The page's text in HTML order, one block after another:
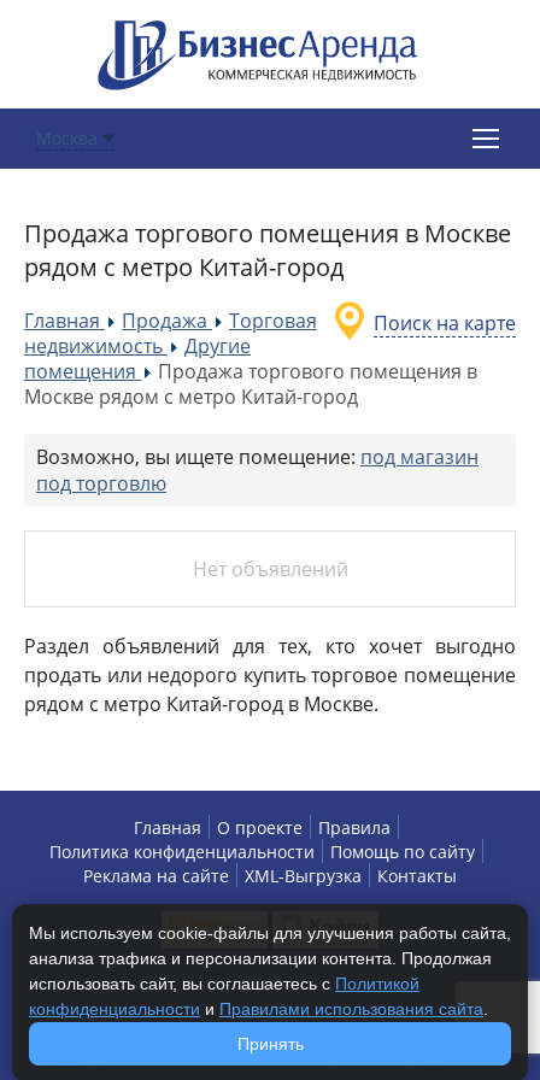
Москва
Продажа торгового помещения в Москве
рядом с метро Китай-город
Поиск на карте
Главная »Продажа »
Торговая
недвижимость
»
Другие
помещения
»Продажа торгового помещения в
Москве рядом с метро Китай-город
Возможно, вы ищете помещение: под магазин
под торговлю
Нет объявлений
Раздел объявлений для тех, кто хочет выгодно
продать или недорого купить торговое помещение
рядом с метро Китай-город в Москве.
Главная О проекте
Правила
Политика конфиденциальности
Помощь по сайту
Реклама на сайте
XML-Выгрузка Контакты
Copyright © 2013-2026 БизнесАренда - коммерческая
недвижимость, г. Москва. Все права защищены.
Мы используем cookie-файлы для улучшения работы сайта,
анализа трафика и персонализации контента. Продолжая
использовать сайт, вы соглашаетесь с Политикой
конфиденциальности и Правилами использования сайта
Принять